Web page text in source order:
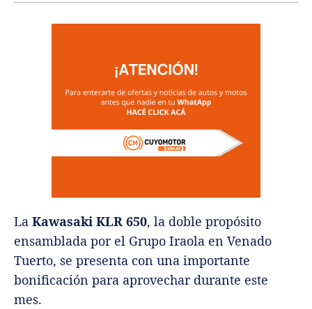
La Kawasaki KLR 650, la doble propósito
ensamblada por el Grupo Iraola en Venado
Tuerto, se presenta con una importante
bonificación para aprovechar durante este
mes.